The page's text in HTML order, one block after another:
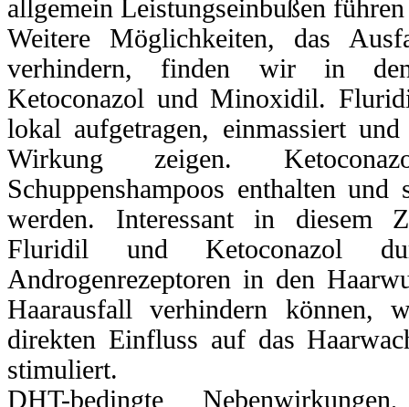
allgemein Leistungseinbußen
Weitere Möglichkeiten, das
verhindern, finden wir in
Ketoconazol und Minoxidil.
lokal aufgetragen, einmassiert
Wirkung zeigen.
Schuppenshampoos enthalten
werden. Interessant in diesem
Fluridil und Ketoconazol
Androgenrezeptoren in den
Haarausfall verhindern können,
direkten Einfluss auf das
stimuliert.
DHT-bedingte